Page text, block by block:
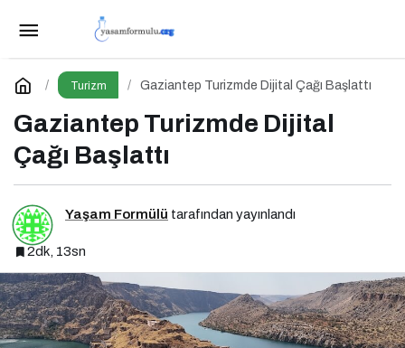
Turizm Gaziantep Turizmde Dijital Çağı Başlattı
Gaziantep Turizmde Dijital
Çağı Başlattı
Yaşam Formülü tarafından yayınlandı
2dk, 13sn
Modern Gezginin Hayatta Kalma ve Keşif
Rehberi
Yorum Yap